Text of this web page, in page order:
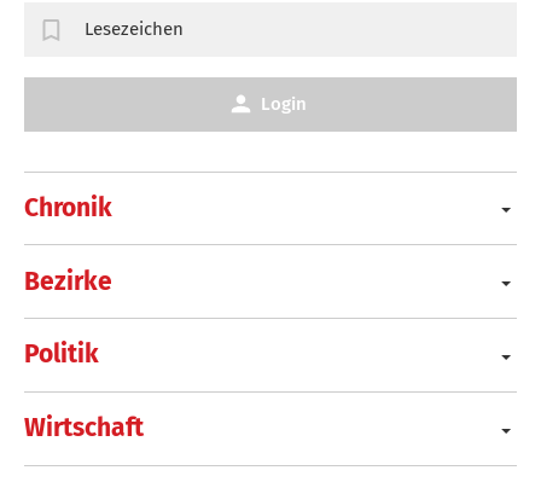
Chronik
Bezirke
Politik
Wirtschaft
Lesezeichen
Login